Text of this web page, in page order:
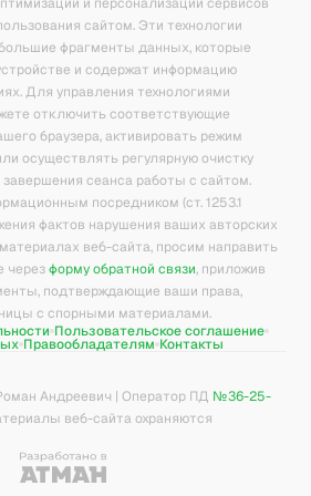
сайтом. Эти технологии
фрагменты данных, которые
и содержат информацию
Для управления технологиями
отключить соответствующие
браузера, активировать режим
осуществлять регулярную очистку
завершения сеанса работы с сайтом.
посредником (ст. 1253.1
фактов нарушения ваших авторских
веб-сайта, просим направить
через форму обратной связи, приложив
подтверждающие ваши права,
с спорными материалами.
Пользовательское соглашение
Правообладателям Контакты
Андреевич | Оператор ПД №36-25-
веб-сайта охраняются